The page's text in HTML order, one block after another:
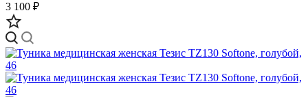
3 100 ₽